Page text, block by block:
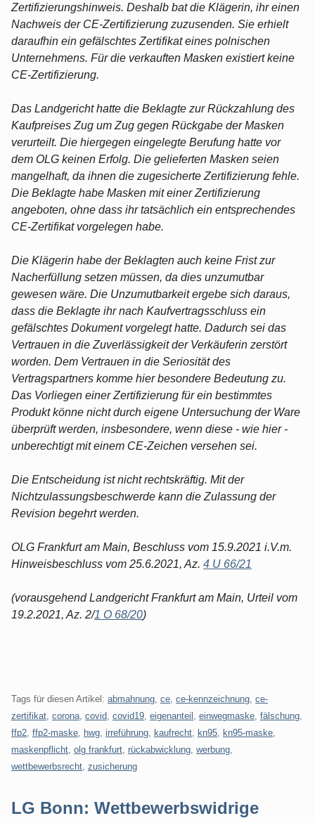
Zertifizierungshinweis. Deshalb bat die Klägerin, ihr einen
Nachweis der CE-Zertifizierung zuzusenden. Sie erhielt
daraufhin ein gefälschtes Zertifikat eines polnischen
Unternehmens. Für die verkauften Masken existiert keine
CE-Zertifizierung.
Das Landgericht hatte die Beklagte zur Rückzahlung des
Kaufpreises Zug um Zug gegen Rückgabe der Masken
verurteilt. Die hiergegen eingelegte Berufung hatte vor
dem OLG keinen Erfolg. Die gelieferten Masken seien
mangelhaft, da ihnen die zugesicherte Zertifizierung fehle.
Die Beklagte habe Masken mit einer Zertifizierung
angeboten, ohne dass ihr tatsächlich ein entsprechendes
CE-Zertifikat vorgelegen habe.
Die Klägerin habe der Beklagten auch keine Frist zur
Nacherfüllung setzen müssen, da dies unzumutbar
gewesen wäre. Die Unzumutbarkeit ergebe sich daraus,
dass die Beklagte ihr nach Kaufvertragsschluss ein
gefälschtes Dokument vorgelegt hatte. Dadurch sei das
Vertrauen in die Zuverlässigkeit der Verkäuferin zerstört
worden. Dem Vertrauen in die Seriosität des
Vertragspartners komme hier besondere Bedeutung zu.
Das Vorliegen einer Zertifizierung für ein bestimmtes
Produkt könne nicht durch eigene Untersuchung der Ware
überprüft werden, insbesondere, wenn diese - wie hier -
unberechtigt mit einem CE-Zeichen versehen sei.
Die Entscheidung ist nicht rechtskräftig. Mit der
Nichtzulassungsbeschwerde kann die Zulassung der
Revision begehrt werden.
OLG Frankfurt am Main, Beschluss vom 15.9.2021 i.V.m.
Hinweisbeschluss vom 25.6.2021, Az. 4 U 66/21
(vorausgehend Landgericht Frankfurt am Main, Urteil vom
19.2.2021, Az. 2/1 O 68/20)
Tags für diesen Artikel: abmahnung ce ce-kennzeichnung ce-
zertifikat corona covid covid19 eigenanteil einwegmaske fälschung
ffp2 ffp2-maske hwg irreführung kaufrecht kn95 kn95-maske
maskenpflicht olg frankfurt rückabwicklung werbung
wettbewerbsrecht zusicherung
LG Bonn: Wettbewerbswidrige